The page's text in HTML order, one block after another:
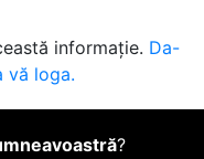
informație. Da-
vă loga.
?